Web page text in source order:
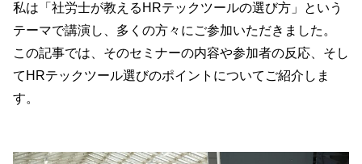
私は「社労士が教えるHRテックツールの選び方」という
テーマで講演し、多くの方々にご参加いただきました。
この記事では、そのセミナーの内容や参加者の反応、そし
てHRテックツール選びのポイントについてご紹介しま
す。